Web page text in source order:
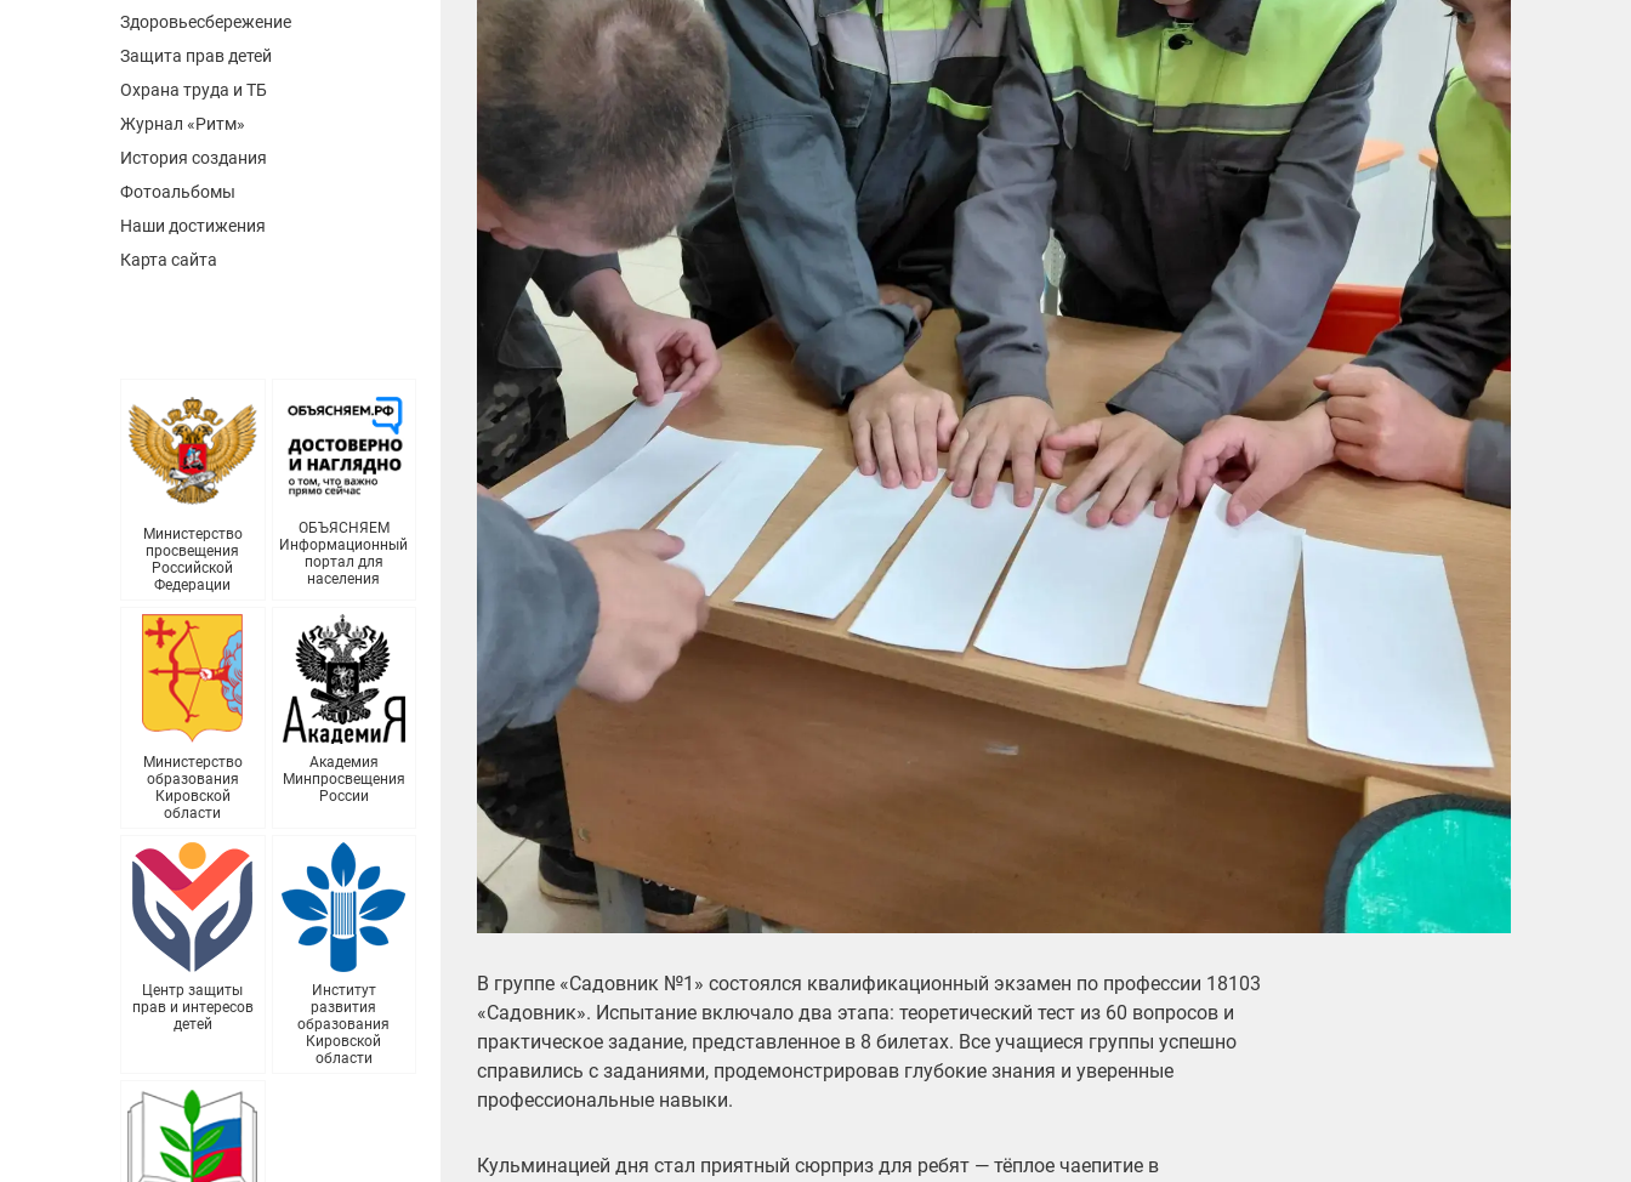
Здоровьесбережение
Защита прав детей
Охрана труда и ТБ
Журнал «Ритм»
История создания
Фотоальбомы
Наши достижения
Карта сайта
Министерство
просвещения
Российской
Федерации
ОБЪЯСНЯЕМ
Информационный
портал для
населения
Министерство
образования
Кировской
области
Академия
Минпросвещения
России
Центр защиты
прав и интересов
детей
Институт
развития
образования
Кировской
области
В группе «Садовник №1» состоялся квалификационный экзамен по профессии 18103
«Садовник». Испытание включало два этапа: теоретический тест из 60 вопросов и
практическое задание, представленное в 8 билетах. Все учащиеся группы успешно
справились с заданиями, продемонстрировав глубокие знания и уверенные
профессиональные навыки.
Кульминацией дня стал приятный сюрприз для ребят — тёплое чаепитие в